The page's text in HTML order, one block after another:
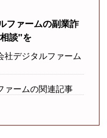
ファームの副業詐
談"を
社デジタルファーム
ァームの関連記事